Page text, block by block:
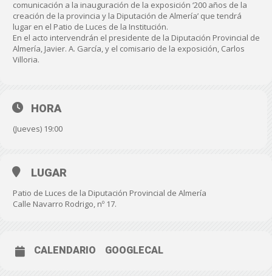
comunicación a la inauguración de la exposición ‘200 años de la
creación de la provincia y la Diputación de Almería’ que tendrá
lugar en el Patio de Luces de la Institución.
En el acto intervendrán el presidente de la Diputación Provincial de
Almería, Javier. A. García, y el comisario de la exposición, Carlos
Villoria.
HORA
(Jueves) 19:00
LUGAR
Patio de Luces de la Diputación Provincial de Almería
Calle Navarro Rodrigo, nº 17.
CALENDARIO GOOGLECAL